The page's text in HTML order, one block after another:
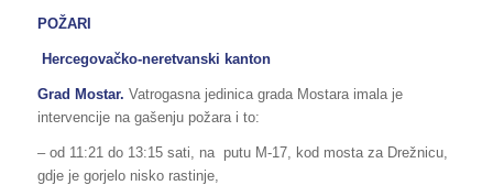
POŽARI
Hercegovačko-neretvanski kanton
Grad Mostar. Vatrogasna jedinica grada Mostara imala je
intervencije na gašenju požara i to:
– od 11:21 do 13:15 sati, na putu M-17, kod mosta za Drežnicu,
gdje je gorjelo nisko rastinje,